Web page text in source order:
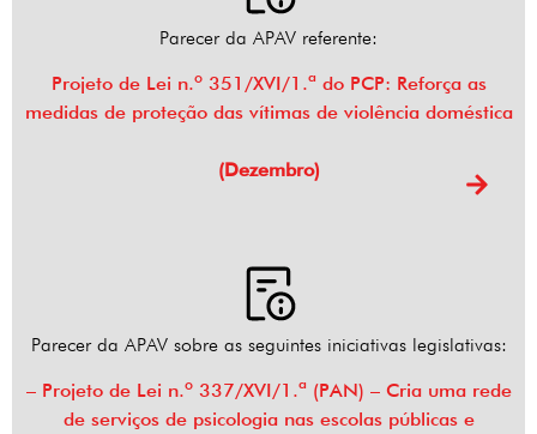
Parecer da APAV referente:
Projeto de Lei n.º 351/XVI/1.ª do PCP: Reforça as
medidas de proteção das vítimas de violência doméstica
(Dezembro)
Parecer da APAV sobre as seguintes iniciativas legislativas:
– Projeto de Lei n.º 337/XVI/1.ª (PAN) – Cria uma rede
de serviços de psicologia nas escolas públicas e